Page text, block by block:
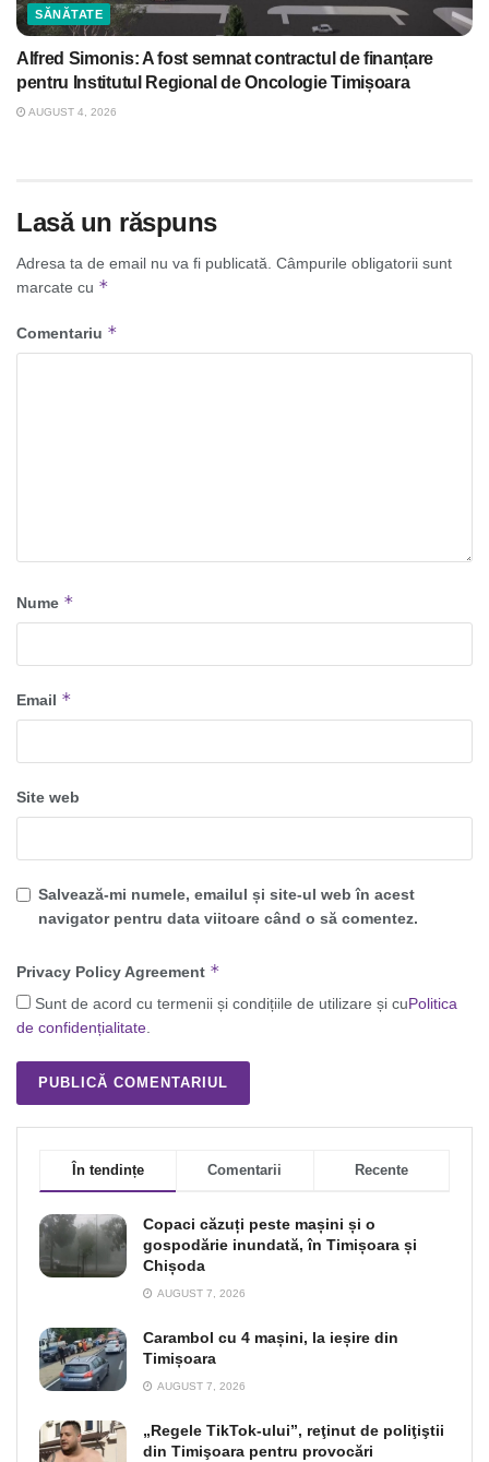
SĂNĂTATE
Alfred Simonis: A fost semnat contractul de finanțare
pentru Institutul Regional de Oncologie Timișoara
AUGUST 4, 2026
Lasă un răspuns
Adresa ta de email nu va fi publicată. Câmpurile obligatorii sunt
marcate cu *
Comentariu *
Nume *
Email *
Site web
Salvează-mi numele, emailul și site-ul web în acest
navigator pentru data viitoare când o să comentez.
Privacy Policy Agreement *
Sunt de acord cu termenii și condițiile de utilizare și cuPolitica
de confidențialitate.
În tendințe Comentarii Recente
Copaci căzuți peste mașini și o
gospodărie inundată, în Timișoara și
Chișoda
AUGUST 7, 2026
Carambol cu 4 mașini, la ieșire din
Timișoara
AUGUST 7, 2026
„Regele TikTok-ului”, reţinut de poliţiştii
din Timişoara pentru provocări